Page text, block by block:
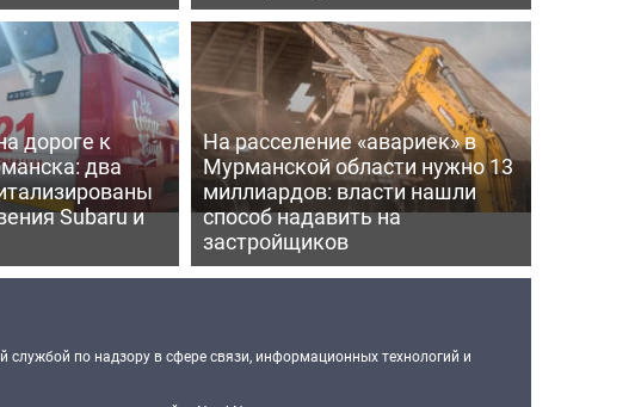
дороге к
два
Subaru и
На расселение «авариек» в
Мурманской области нужно 13
миллиардов: власти нашли
способ надавить на
застройщиков
по надзору в сфере связи, информационных технологий и